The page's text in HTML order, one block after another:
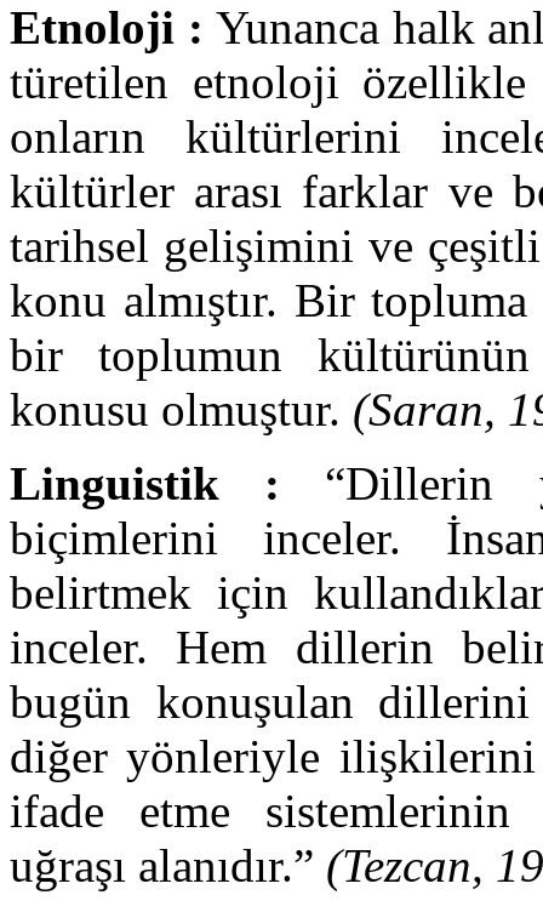
Etnoloji : Yunanca halk
türetilen etnoloji
onların kültürlerini
kültürler arası farklar ve
tarihsel gelişimini ve
konu almıştır. Bir
bir toplumun kültürünün
konusu olmuştur. (Saran,
Linguistik : “Dillerin
biçimlerini inceler.
belirtmek için
inceler. Hem dillerin
bugün konuşulan
diğer yönleriyle ilişkilerini
ifade etme
uğraşı alanıdır.” (Tezcan,